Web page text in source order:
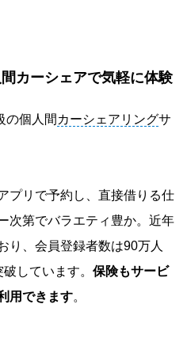
カーシェアで気軽に体験
の個人間 カーシェアリングサ
プリで予約し、直接借りる仕
次第でバラエティ豊か。近年
り、会員登録者数は90万人
しています。 保険もサービ
用できます。